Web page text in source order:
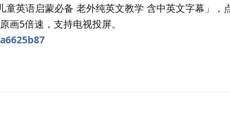
英语启蒙必备 老外纯英文教学 含中英文字幕」，
画5倍速，支持电视投屏。